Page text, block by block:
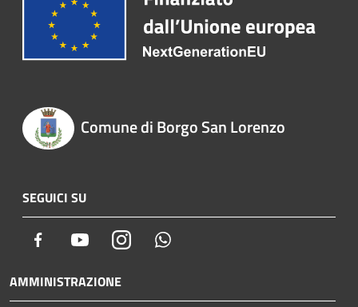
Comune di Borgo San Lorenzo
SEGUICI SU
Facebook YoutubeInstagram
AMMINISTRAZIONE